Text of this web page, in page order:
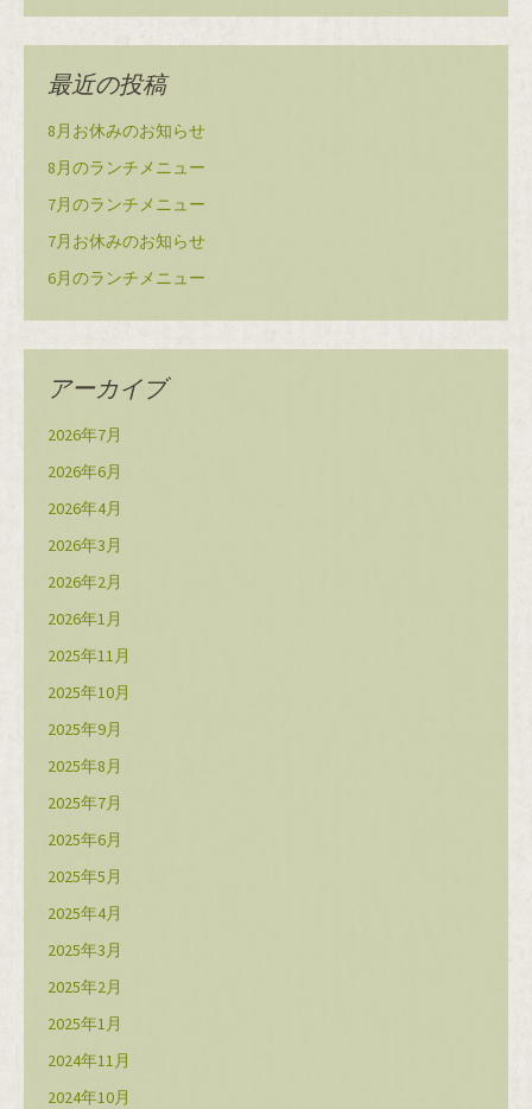
最近の投稿
8月お休みのお知らせ
8月のランチメニュー
7月のランチメニュー
7月お休みのお知らせ
6月のランチメニュー
アーカイブ
2026年7月
2026年6月
2026年4月
2026年3月
2026年2月
2026年1月
2025年11月
2025年10月
2025年9月
2025年8月
2025年7月
2025年6月
2025年5月
2025年4月
2025年3月
2025年2月
2025年1月
2024年11月
2024年10月